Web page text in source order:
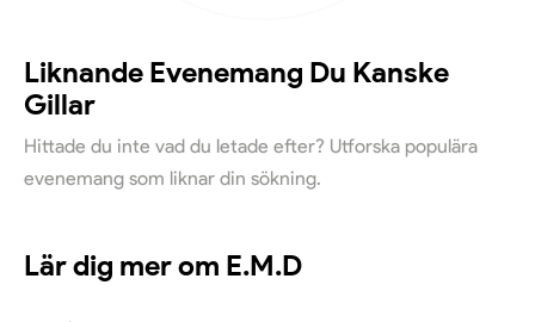
Liknande Evenemang Du Kanske
Gillar
Hittade du inte vad du letade efter? Utforska populära
evenemang som liknar din sökning.
Lär dig mer om E.M.D